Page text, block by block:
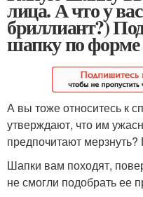
лица. А что у
бриллиант?)
шапку по
А вы тоже относитесь к
утверждают, что им
предпочитают
Шапки вам походят,
не смогли подобрать ее